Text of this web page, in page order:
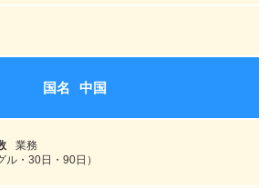
中国
業務
ル・30日・90日）